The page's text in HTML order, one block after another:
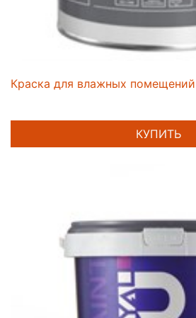
Краска для влажных помещений
КУПИТЬ